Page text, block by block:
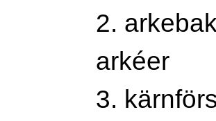
2.
arkéer
3.